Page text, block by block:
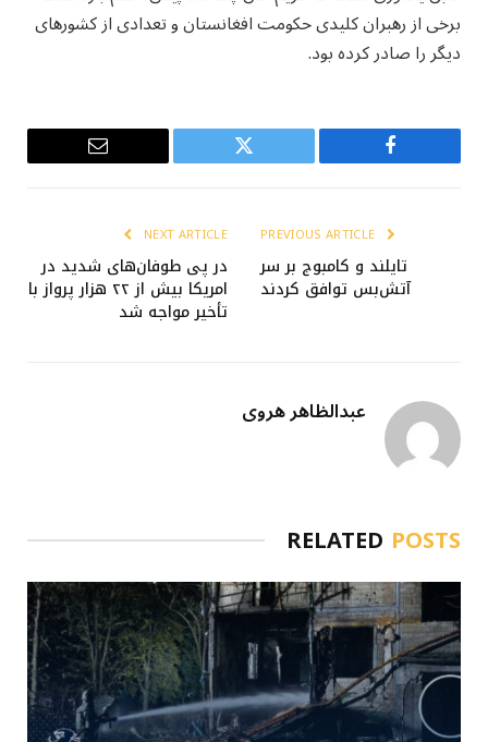
برخی از رهبران کلیدی حکومت افغانستان و تعدادی از کشورهای
دیگر را صادر کرده بود.
Facebook
Twitter
Email
تایلند و کامبوج بر سر
آتش‌بس توافق کردند
NEXT ARTICLE
در پی طوفان‌های شدید در
امریکا بیش از ۲۲ هزار پرواز با
تأخیر مواجه شد
عبدالظاهر هروی
RELATED POSTS